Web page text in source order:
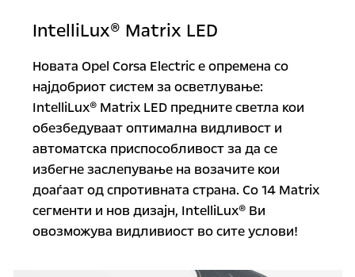
IntelliLux® Matrix LED
Новата Opel Corsa Electric е опремена со
најдобриот систем за осветлување:
IntelliLux® Matrix LED предните светла кои
обезбедуваат оптимална видливост и
автоматска приспособливост за да се
избегне заслепување на возачите кои
доаѓаат од спротивната страна. Со 14 Matrix
сегменти и нов дизајн, IntelliLux® Ви
овозможува видливиост во сите услови!